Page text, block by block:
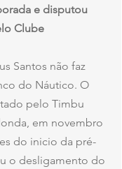
e disputou
Clube
Santos não faz
do Náutico. O
pelo Timbu
em novembro
do inicio da pré-
o desligamento do